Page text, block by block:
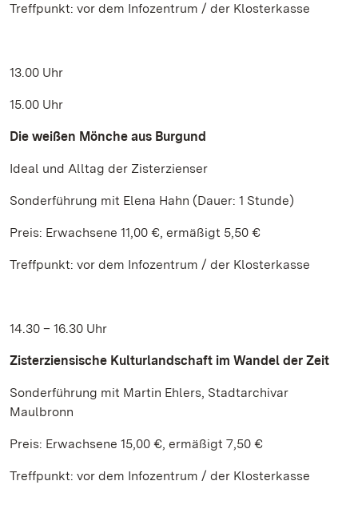
Treffpunkt: vor dem Infozentrum / der Klosterkasse
13.00 Uhr
15.00 Uhr
Die weißen Mönche aus Burgund
Ideal und Alltag der Zisterzienser
Sonderführung mit Elena Hahn (Dauer: 1 Stunde)
Preis: Erwachsene 11,00 €, ermäßigt 5,50 €
Treffpunkt: vor dem Infozentrum / der Klosterkasse
14.30 – 16.30 Uhr
Zisterziensische Kulturlandschaft im Wandel der Zeit
Sonderführung mit Martin Ehlers, Stadtarchivar
Maulbronn
Preis: Erwachsene 15,00 €, ermäßigt 7,50 €
Treffpunkt: vor dem Infozentrum / der Klosterkasse